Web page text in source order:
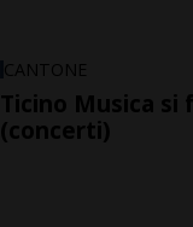
CANTONE
Ticino Musica
(concerti)